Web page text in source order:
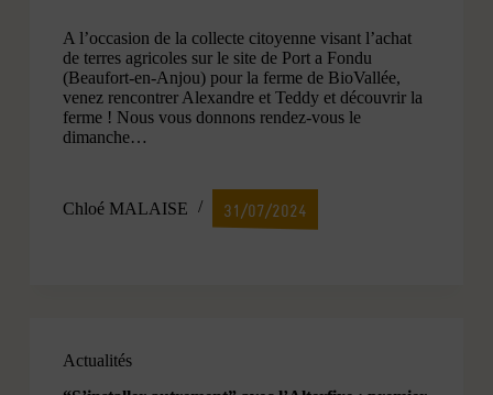
A l’occasion de la collecte citoyenne visant l’achat
de terres agricoles sur le site de Port a Fondu
(Beaufort-en-Anjou) pour la ferme de BioVallée,
venez rencontrer Alexandre et Teddy et découvrir la
ferme ! Nous vous donnons rendez-vous le
dimanche…
Chloé MALAISE 31/07/2024
Actualités